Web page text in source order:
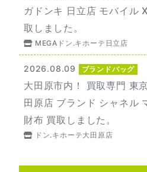
ガドンキ 日立店 モバイル
取しました。
MEGAドン.キホーテ日立店
2026.08.09 ブランドバッグ
大田原市内！ 買取専門 東
田原店 ブランド シャネル
財布 買取しました。
ドン.キホーテ大田原店